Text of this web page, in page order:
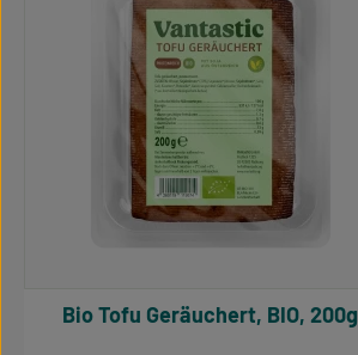
Bio Tofu Geräuchert, BIO, 200g